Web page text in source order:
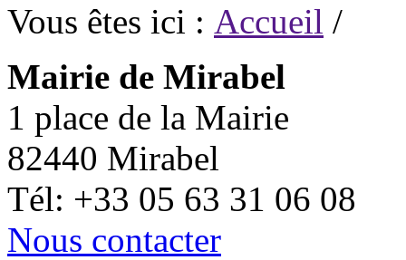
Vous êtes ici : Accueil /
Mairie de Mirabel
1 place de la Mairie
82440 Mirabel
Tél: +33 05 63 31 06 08
Nous contacter